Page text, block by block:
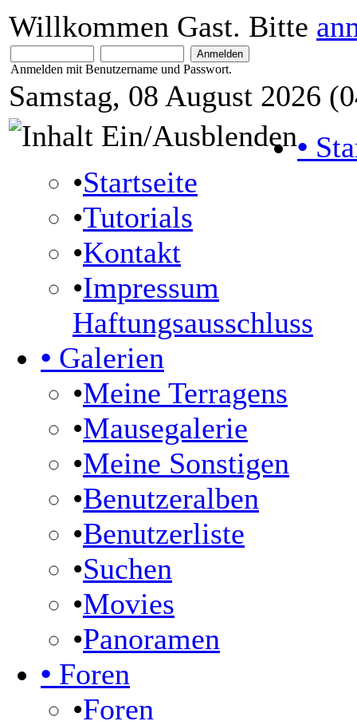
Willkommen Gast. Bitte
Anmelden mit Benutzername und Passwort.
Samstag, 08 August 2026
•
•Startseite
•Tutorials
•Kontakt
•Impressum
Haftungsausschluss
• Galerien
•Meine Terragens
•Mausegalerie
•Meine Sonstigen
•Benutzeralben
•Benutzerliste
•Suchen
•Movies
•Panoramen
• Foren
•Foren